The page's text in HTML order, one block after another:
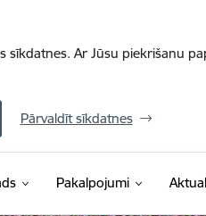
Ar Jūsu piekrišanu
Pārvaldīt sīkdatnes
Pakalpojumi